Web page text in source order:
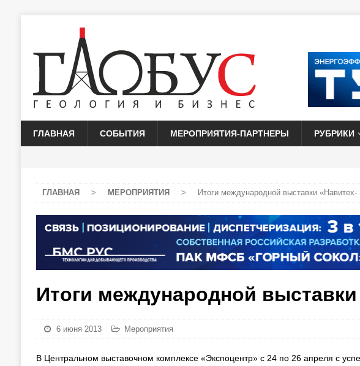
ГЛАВНАЯ СОБЫТИЯ МЕРОПРИЯТИЯ-ПАРТНЕРЫ РУБРИКИ
ГЛАВНАЯ > МЕРОПРИЯТИЯ > Итоги международной выставки «Навитех-
Итоги международной выставки
6 июня 2013 Мероприятия
В Центральном выставочном комплексе «Экспоцентр» с 24 по 26 апреля с